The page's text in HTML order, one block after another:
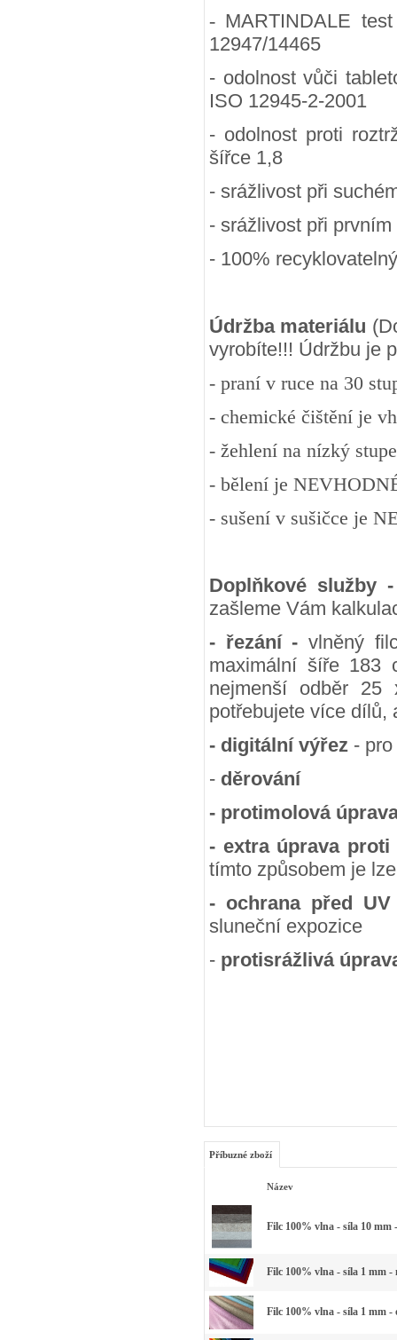
- MARTINDALE
12947/14465
- odolnost vůči
ISO 12945-2-2001
- odolnost proti
šířce 1,8
- srážlivost při
- srážlivost při
- 100% recyklovatelný
Údržba materiálu
vyrobíte!!! Údržbu je
- praní v ruce na 30
- chemické čištění je
- žehlení na nízký
- bělení je
- sušení v sušičce je
Doplňkové služby
zašleme Vám
- řezání - vlněný
maximální šíře 183
nejmenší odběr
potřebujete více dílů,
- digitální výřez -
- děrování
- protimolová
- extra úprava
tímto způsobem je
- ochrana před
sluneční expozice
- protisrážlivá
Příbuzné zboží
Název
Filc 100% vlna - síla 10 mm
Filc 100% vlna - síla 1 mm -
Filc 100% vlna - síla 1 mm